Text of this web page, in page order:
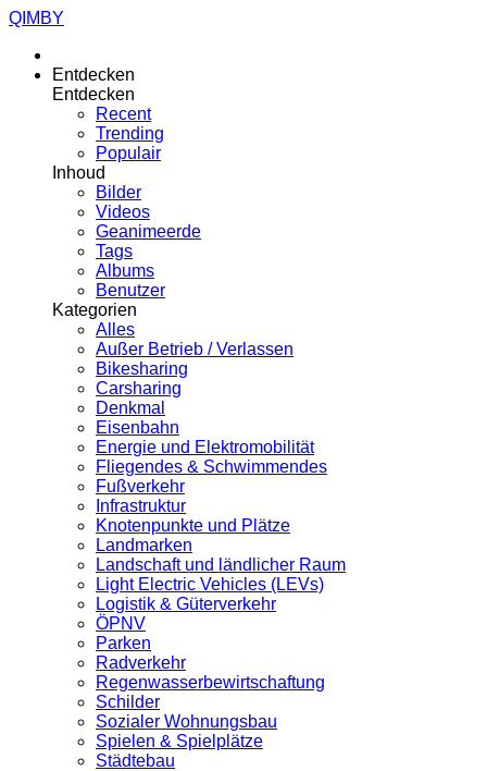
QIMBY
Entdecken
Entdecken
Recent
Trending
Populair
Inhoud
Bilder
Videos
Geanimeerde
Tags
Albums
Benutzer
Kategorien
Alles
Außer Betrieb / Verlassen
Bikesharing
Carsharing
Denkmal
Eisenbahn
Energie und Elektromobilität
Fliegendes & Schwimmendes
Fußverkehr
Infrastruktur
Knotenpunkte und Plätze
Landmarken
Landschaft und ländlicher Raum
Light Electric Vehicles (LEVs)
Logistik & Güterverkehr
ÖPNV
Parken
Radverkehr
Regenwasserbewirtschaftung
Schilder
Sozialer Wohnungsbau
Spielen & Spielplätze
Städtebau